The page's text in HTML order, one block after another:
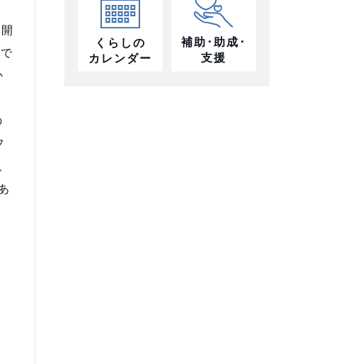
くらしの
カレンダー
補助･助成･
支援